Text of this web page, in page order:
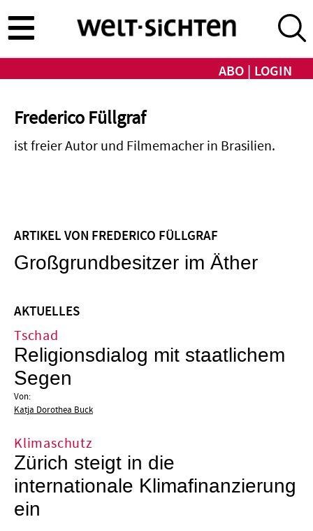
zum
Inhalt
ABO LOGIN
Frederico Füllgraf
ist freier Autor und Filmemacher in Brasilien.
ARTIKEL VON FREDERICO FÜLLGRAF
Großgrundbesitzer im Äther
AKTUELLES
Tschad
Religionsdialog mit staatlichem
Segen
Von:
Katja Dorothea Buck
Klimaschutz
Zürich steigt in die
internationale Klimafinanzierung
ein